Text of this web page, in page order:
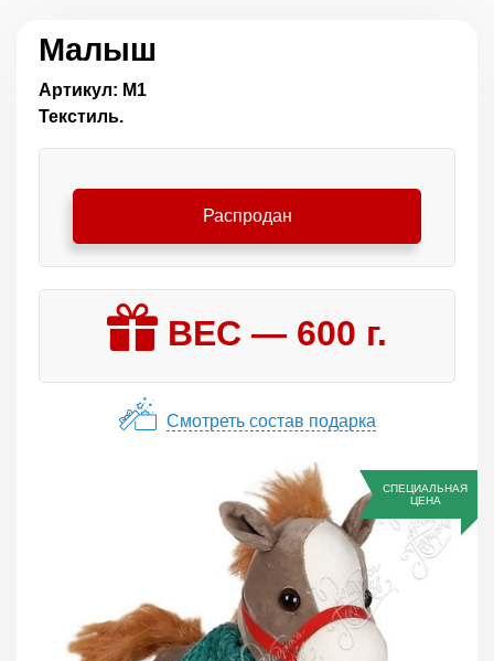
СПЕЦИАЛЬНАЯ
ЦЕНА
Малыш
Артикул: М1
Текстиль.
Распродан
ВЕС — 600 г.
Смотреть состав подарка